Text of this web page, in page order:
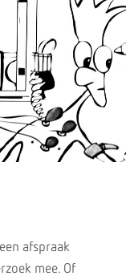
afspraak
mee. Of